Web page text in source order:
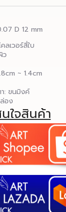
D 12 mm
ลเวอร์สี่ใบ
ว
~ 1.4cm
: ขนมิงค์
อง
ใจสินค้า